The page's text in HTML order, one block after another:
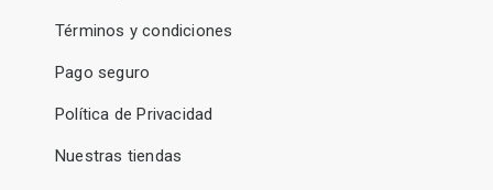
Términos y condiciones
Pago seguro
Política de Privacidad
Nuestras tiendas